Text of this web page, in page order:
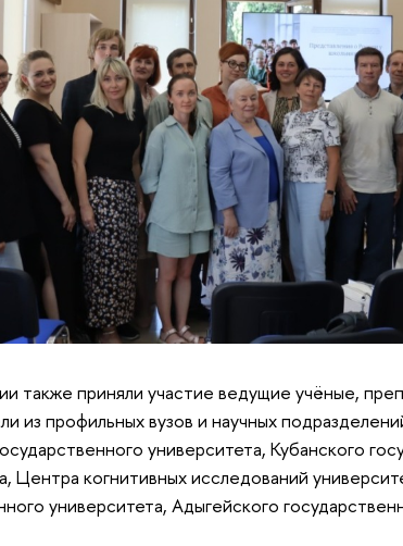
также приняли участие ведущие учёные,
из профильных вузов и научных
университета, Кубанского
Центра когнитивных исследований
университета, Адыгейского